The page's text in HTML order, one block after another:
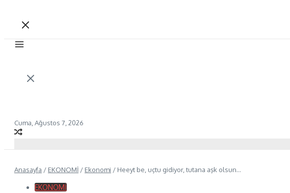
Cuma, Ağustos 7, 2026
Anasayfa / EKONOMİ / Ekonomi / Heeyt be, uçtu gidiyor, tutana aşk olsun…
EKONOMİ